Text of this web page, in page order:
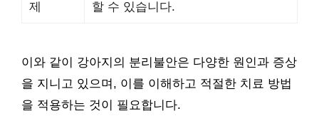
제
할 수 있습니다.
이와 같이 강아지의 분리불안은 다양한 원인과 증상
을 지니고 있으며, 이를 이해하고 적절한 치료 방법
을 적용하는 것이 필요합니다.